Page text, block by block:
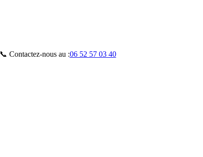
📞 Contactez-nous au :06 52 57 03 40